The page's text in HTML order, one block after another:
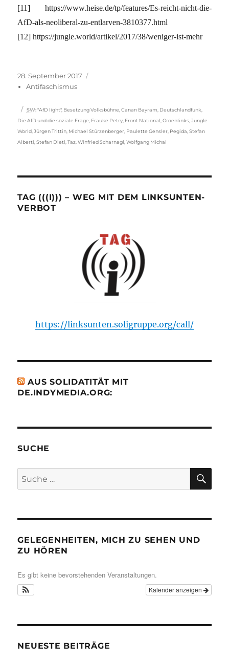
[11] https://www.heise.de/tp/features/Es-reicht-nicht-die-
AfD-als-neoliberal-zu-entlarven-3810377.html
[12] https://jungle.world/artikel/2017/38/weniger-ist-mehr
Veröffentlicht
am
28. September 2017
Antifaschismus
Schlagwörter
SW: "AfD light", Besetzung Volksbühne ,Canan Bayram Deutschlandfunk
Die AfD und die soziale Frage Frauke Petry Front National ,Groenlinks ,Jungle
World ,Jürgen Trittin Michael Stürzenberger Paulette Gensler Pegida ,Stefan
Alberti ,Stefan Dietl ,Taz ,Winfried Scharnagl ,Wolfgang Michal
TAG (((I))) – WEG MIT DEM LINKSUNTEN-
VERBOT
https://linksunten.soligruppe.org/call/
AUS SOLIDATITÄT MIT
DE.INDYMEDIA.ORG:
SUCHE
Suche
nach:
GELEGENHEITEN, MICH ZU SEHEN UND
ZU HÖREN
Es gibt keine bevorstehenden Veranstaltungen.
Kalender anzeigen
NEUESTE BEITRÄGE